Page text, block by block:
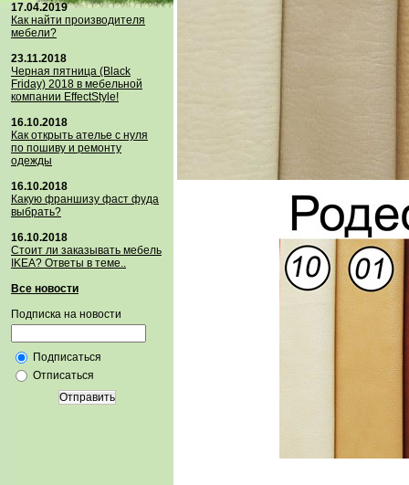
17.04.2019
Как найти производителя
мебели?
23.11.2018
Черная пятница (Black
Friday) 2018 в мебельной
компании EffectStyle!
16.10.2018
Как открыть ателье с нуля
по пошиву и ремонту
одежды
16.10.2018
Какую франшизу фаст фуда
выбрать?
16.10.2018
Стoит ли заказывать мебель
IKEA? Ответы в теме..
Все новости
Подписка на новости
Подписаться
Отписаться
Отправить